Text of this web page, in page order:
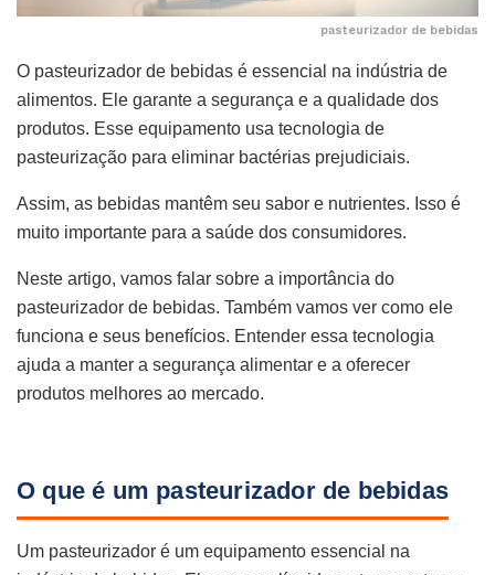
pasteurizador de bebidas
O pasteurizador de bebidas é essencial na indústria de
alimentos. Ele garante a segurança e a qualidade dos
produtos. Esse equipamento usa tecnologia de
pasteurização para eliminar bactérias prejudiciais.
Assim, as bebidas mantêm seu sabor e nutrientes. Isso é
muito importante para a saúde dos consumidores.
Neste artigo, vamos falar sobre a importância do
pasteurizador de bebidas. Também vamos ver como ele
funciona e seus benefícios. Entender essa tecnologia
ajuda a manter a segurança alimentar e a oferecer
produtos melhores ao mercado.
O que é um pasteurizador de bebidas
Um pasteurizador é um equipamento essencial na